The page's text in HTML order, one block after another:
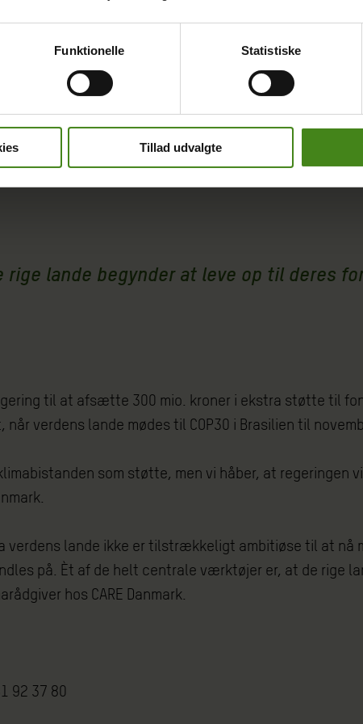
Funktionelle Statistiske
Tillad udvalgte
andre rige lande betyder, at der er stor risiko for
er senior klimarådgiver hos CARE Danmark.
en plan for at leve op til deres løfter fra COP29
betale prisen – nogle gange med deres liv,” siger
lande begynder at leve op til deres
til at afsætte 300 mio. kroner i ekstra støtte til
verdens lande mødes til COP30 i Brasilien til
som støtte, men vi håber, at regeringen
verdens lande ikke er tilstrækkeligt ambitiøse til at
på. Èt af de helt centrale værktøjer er, at de rige
hos CARE Danmark.
92 37 80